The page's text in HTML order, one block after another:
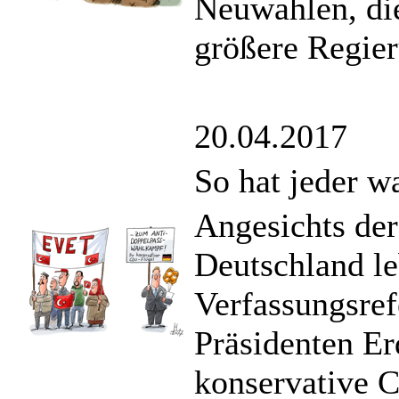
Neuwahlen,
größere
20.04.2017
So hat jeder
Angesichts
Deutschland
Präsidenten
konservative